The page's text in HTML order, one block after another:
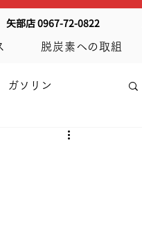
矢部店 0967-72-0822
脱炭素への取組
ガソリン